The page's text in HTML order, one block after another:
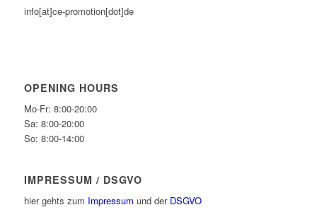
info[at]ce-promotion[dot]de
OPENING HOURS
Mo-Fr: 8:00-20:00
Sa: 8:00-20:00
So: 8:00-14:00
IMPRESSUM / DSGVO
hier gehts zum Impressum und der DSGVO